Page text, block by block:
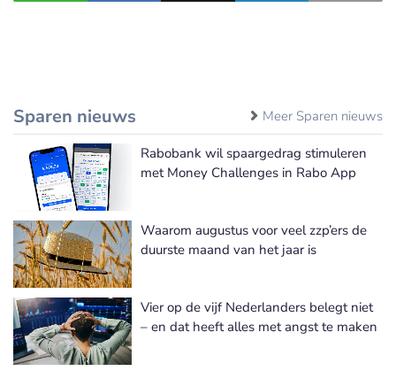
Sparen nieuws Meer Sparen nieuws
Rabobank wil spaargedrag stimuleren
met Money Challenges in Rabo App
Waarom augustus voor veel zzp’ers de
duurste maand van het jaar is
Vier op de vijf Nederlanders belegt niet
– en dat heeft alles met angst te maken